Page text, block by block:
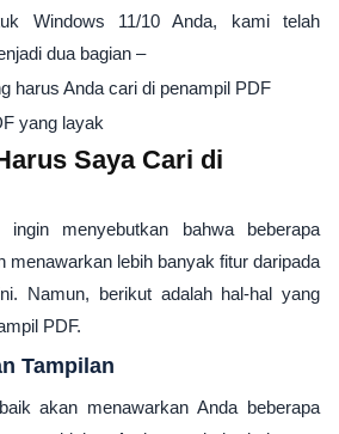
Windows 11/10 Anda, kami telah
dua bagian –
harus Anda cari di penampil PDF
yang layak
Saya Cari di
menyebutkan bahwa beberapa
menawarkan lebih banyak fitur daripada
Namun, berikut adalah hal-hal yang
PDF.
Tampilan
akan menawarkan Anda beberapa